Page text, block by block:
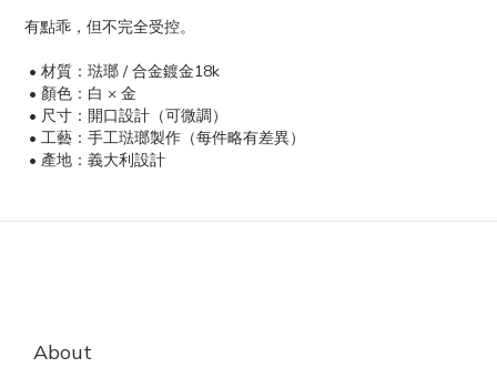
有點乖，但不完全受控。
• 材質：琺瑯 / 合金鍍金18k
• 顏色：白 × 金
• 尺寸：開口設計（可微調）
• 工藝：手工琺瑯製作（每件略有差異）
• 產地：義大利設計
About